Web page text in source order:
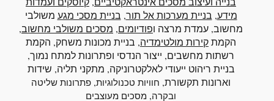
מידע, בניית מערכות אל תור, בניית מסכי מגע משולבי
מחשוב, עמדת מרצה ופודיומים, מסכים משולבי מחשוב,
הקמתקירות מולטימדיה, בניית מכונות משחק, הקמת
רשתות מחשבים, ייצור הנדסי ופתרונות למתח נמוך,
בניית ריהוט ייעודי לאלקטרוניקה, מתקני תליה, שידות
וארונות תקשורת, חוויות טכנולוגיות, פתרונות שליטה
ובקרה, מסכים מעוצבים